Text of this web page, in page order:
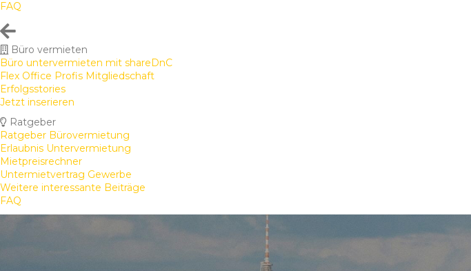
FAQ
Büro vermieten
Büro untervermieten mit shareDnC
Flex Office Profis Mitgliedschaft
Erfolgsstories
Jetzt inserieren
Ratgeber
Ratgeber Bürovermietung
Erlaubnis Untervermietung
Mietpreisrechner
Untermietvertrag Gewerbe
Weitere interessante Beiträge
FAQ